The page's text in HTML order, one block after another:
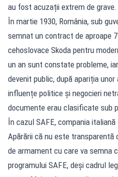
au fost acuzații extrem de grave.
În martie 1930, România, sub
semnat un contract de aproape
cehoslovace Skoda pentru
un an sunt constate probleme,
devenit public, după apariția
influențe politice și negocieri
documente erau clasificate sub
În cazul SAFE, compania
Apărării că nu este transparentă
de armament cu care va semna
programului SAFE, deși cadrul